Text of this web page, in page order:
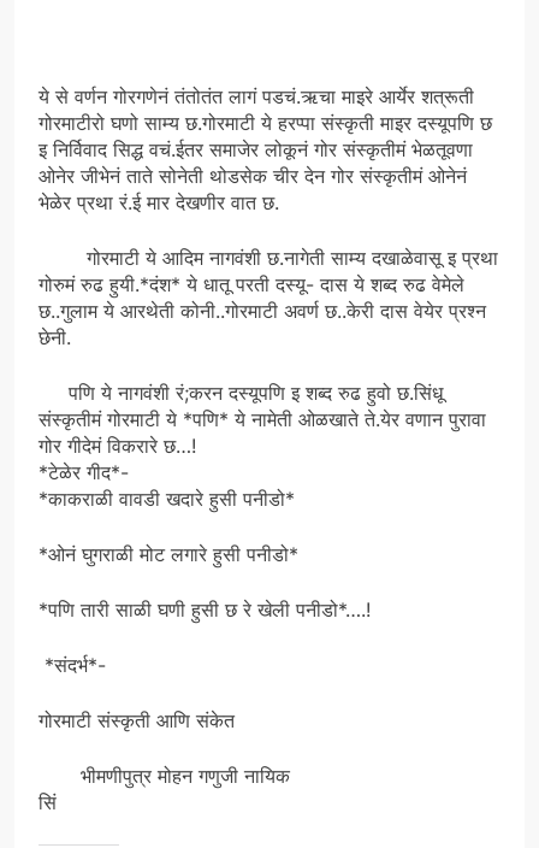
ये से वर्णन गोरगणेनं तंतोतंत लागं पडचं.ऋचा माइरे आर्येर शत्रूती
गोरमाटीरो घणो साम्य छ.गोरमाटी ये हरप्पा संस्कृती माइर दस्यूपणि छ
इ निर्विवाद सिद्ध वचं.ईतर समाजेर लोकूनं गोर संस्कृतीमं भेळतूवणा
ओनेर जीभेनं ताते सोनेती थोडसेक चीर देन गोर संस्कृतीमं ओनेनं
भेळेर प्रथा रं.ई मार देखणीर वात छ.
गोरमाटी ये आदिम नागवंशी छ.नागेती साम्य दखाळेवासू इ प्रथा
गोरुमं रुढ हुयी.*दंश* ये धातू परती दस्यू- दास ये शब्द रुढ वेमेले
छ..गुलाम ये आरथेती कोनी..गोरमाटी अवर्ण छ..केरी दास वेयेर प्रश्न
छेनी.
पणि ये नागवंशी रं;करन दस्यूपणि इ शब्द रुढ हुवो छ.सिंधू
संस्कृतीमं गोरमाटी ये *पणि* ये नामेती ओळखाते ते.येर वणान पुरावा
गोर गीदेमं विकरारे छ…!
*टेळेर गीद*-
*काकराळी वावडी खदारे हुसी पनीडो*
*ओनं घुगराळी मोट लगारे हुसी पनीडो*
*पणि तारी साळी घणी हुसी छ रे खेली पनीडो*….!
*संदर्भ*-
गोरमाटी संस्कृती आणि संकेत
भीमणीपुत्र मोहन गणुजी नायिक
सिं